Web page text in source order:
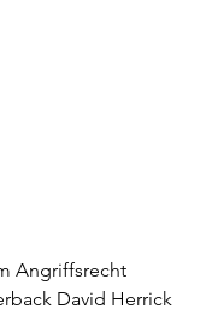
Angriffsrecht
David Herrick